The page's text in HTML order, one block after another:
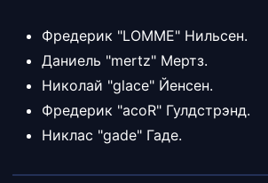
Фредерик "LOMME" Нильсен.
Даниель "mertz" Мертз.
Николай "glace" Йенсен.
Фредерик "acoR" Гулдстрэнд.
Никлас "gade" Гаде.